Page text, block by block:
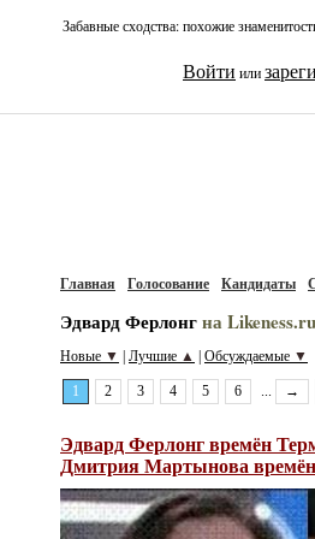
Забавные сходства: похожие
Войти или
Главная Голосование Кандидаты
Эдвард Ферлонгна
Новые ▼ Лучшие ▲ Обсуждаемые ▼
1 2 3 4 5 6 ... →
Эдвард Ферлонг времён
Дмитрия Мартынова времён